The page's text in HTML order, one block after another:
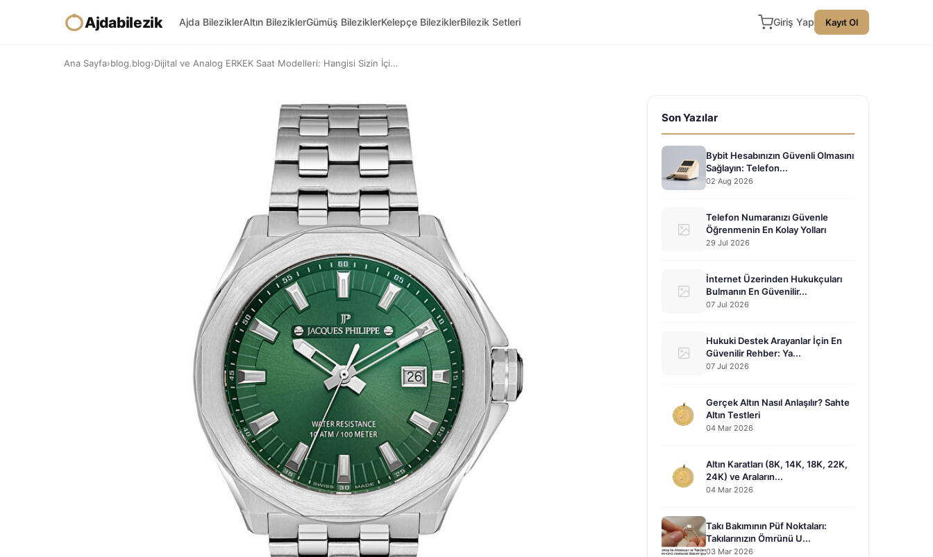
Ajdabilezik Ajda BileziklerAltın BileziklerGümüş BileziklerKelepçe BileziklerBilezik Setleri Giriş Yap Kayıt Ol
Ana Sayfa›blog.blog›Dijital ve Analog ERKEK Saat Modelleri: Hangisi Sizin İçi...
Son Yazılar
Bybit Hesabınızın Güvenli Olmasını
Sağlayın: Telefon...
02 Aug 2026
Telefon Numaranızı Güvenle
Öğrenmenin En Kolay Yolları
29 Jul 2026
İnternet Üzerinden Hukukçuları
Bulmanın En Güvenilir...
07 Jul 2026
Hukuki Destek Arayanlar İçin En
Güvenilir Rehber: Ya...
07 Jul 2026
Gerçek Altın Nasıl Anlaşılır? Sahte
Altın Testleri
04 Mar 2026
Altın Karatları (8K, 14K, 18K, 22K,
24K) ve Araların...
04 Mar 2026
Takı Bakımının Püf Noktaları:
Takılarınızın Ömrünü U...
03 Mar 2026